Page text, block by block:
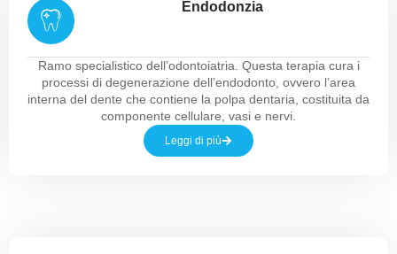
Endodonzia
Ramo specialistico dell’odontoiatria. Questa terapia cura i
processi di degenerazione dell’endodonto, ovvero l’area
interna del dente che contiene la polpa dentaria, costituita da
componente cellulare, vasi e nervi.
Leggi di più